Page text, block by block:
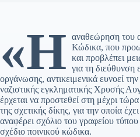
«Η αναθεώρηση του
Κώδικα, που
και προβλέπει
για τη διεύθυνση
οργάνωσης, αντικειμενικά ευνοεί
ναζιστικής εγκληματικής Χρυσής
έρχεται να προστεθεί στη μέχρι
της σχετικής δίκης, για την οποία
αναφέρει σχόλιο του γραφείου
σχέδιο ποινικού κώδικα.